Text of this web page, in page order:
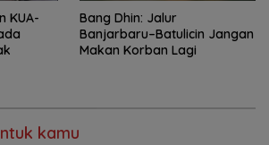
KUA-
Bang Dhin: Jalur
Banjarbaru–Batulicin Jangan
Makan Korban Lagi
kamu